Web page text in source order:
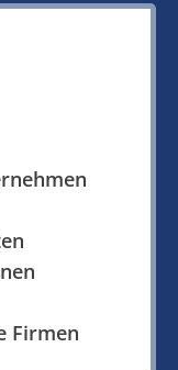
Firmen